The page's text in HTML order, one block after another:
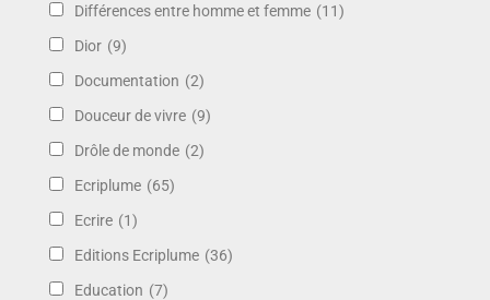
Différences entre homme et femme (11)
Dior (9)
Documentation (2)
Douceur de vivre (9)
Drôle de monde (2)
Ecriplume (65)
Ecrire (1)
Editions Ecriplume (36)
Education (7)